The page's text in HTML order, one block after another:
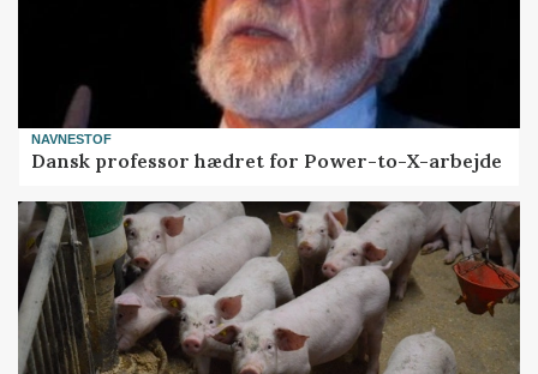
NAVNESTOF
Dansk professor hædret for Power-to-X-arbejde